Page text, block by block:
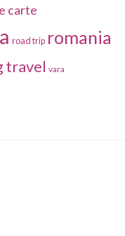
carte
road trip romania
travel vara